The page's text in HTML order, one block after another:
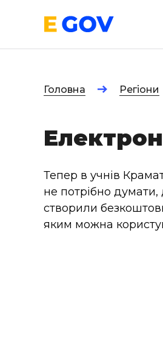
Головна Регіони
Тепер в учнів
не потрібно
створили
яким можна